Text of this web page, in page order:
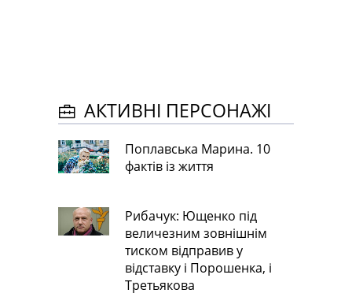
АКТИВНІ ПЕРСОНАЖІ
Поплавська Марина. 10
фактів із життя
Рибачук: Ющенко під
величезним зовнішнім
тиском відправив у
відставку і Порошенка, і
Третьякова